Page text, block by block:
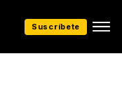
Suscríbete